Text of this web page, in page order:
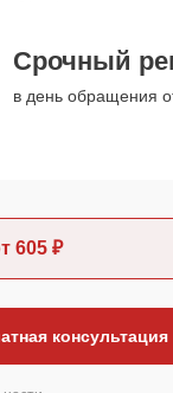
Срочный
в день обращения
605 ₽
консультация